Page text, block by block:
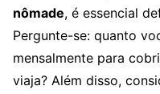
nômade, é essencial
Pergunte-se: quanto
mensalmente para
viaja? Além disso,